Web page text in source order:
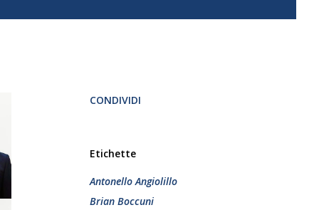
CONDIVIDI
Etichette
Antonello Angiolillo
Brian Boccuni